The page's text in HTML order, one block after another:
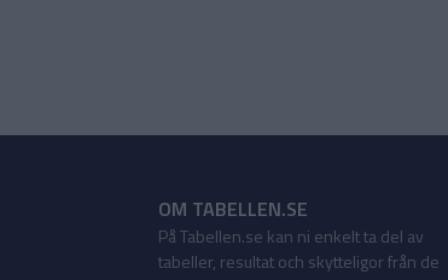
OM TABELLEN.SE
På Tabellen.se kan ni enkelt ta del av
tabeller, resultat och skytteligor från de